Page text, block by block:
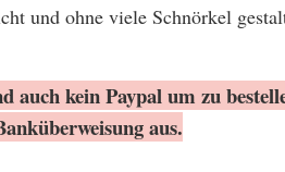
und ohne viele Schnörkel
auch kein Paypal um zu
aus.